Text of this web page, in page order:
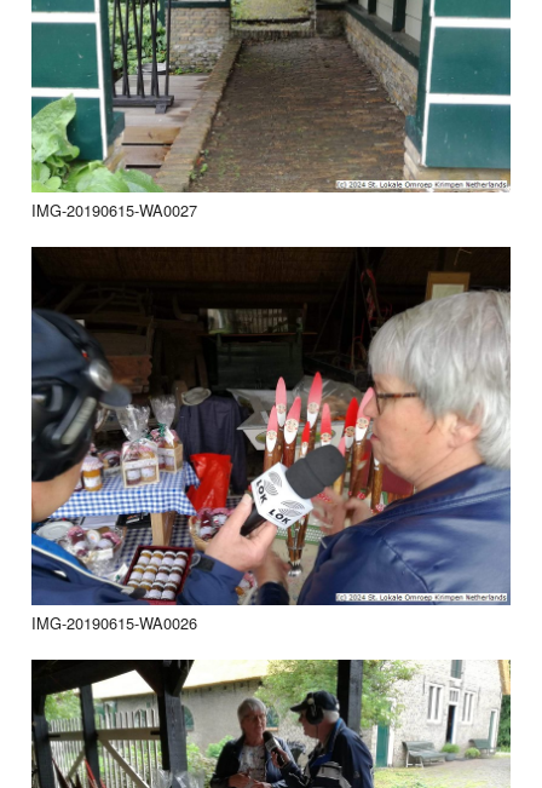
IMG-20190615-WA0027
IMG-20190615-WA0026